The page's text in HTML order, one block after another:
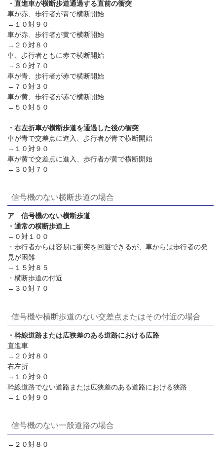
・直進車が横断歩道通過する直前の衝突
車が赤、歩行者が青で横断開始
→１０対９０
車が赤、歩行者が黄で横断開始
→２０対８０
車、歩行者ともに赤で横断開始
→３０対７０
車が青、歩行者が赤で横断開始
→７０対３０
車が黄、歩行者が赤で横断開始
→５０対５０
・右左折車が横断歩道を通過した後の衝突
車が青で交差点に進入、歩行者が青で横断開始
→１０対９０
車が黄で交差点に進入、歩行者が黄で横断開始
→３０対７０
信号機のない横断歩道の場合
ア 信号機のない横断歩道
・通常の横断歩道上
→０対１００
・歩行者からは容易に衝突を回避できるが、車からは歩行者の発
見が困難
→１５対８５
・横断歩道の付近
→３０対７０
信号機や横断歩道のない交差点またはその付近の場合
・幹線道路または広狭差のある道路における広路
直進車
→２０対８０
右左折
→１０対９０
幹線道路でない道路または広狭差のある道路における狭路
→１０対９０
信号機のない一般道路の場合
→２０対８０